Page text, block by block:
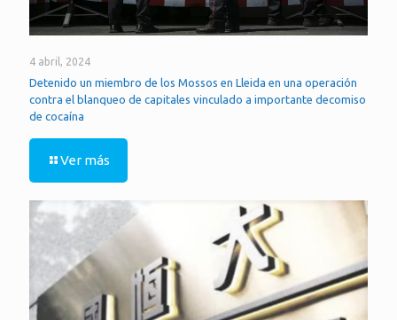
4 abril, 2024
Detenido un miembro de los Mossos en Lleida en una operación
contra el blanqueo de capitales vinculado a importante decomiso
de cocaína
Ver más